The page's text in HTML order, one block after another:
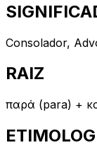
Consolador,
RAIZ
παρά (para) +